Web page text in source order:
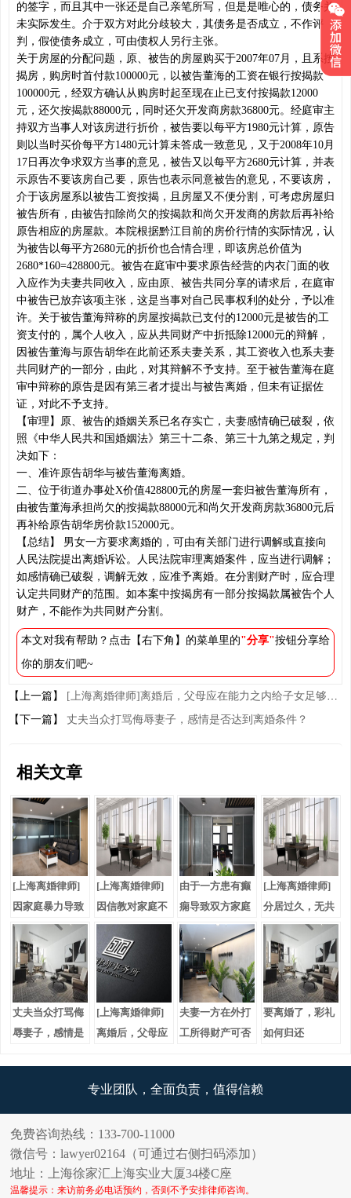
的签字，而且其中一张还是自己亲笔所写，但是是唯心的，债务并
未实际发生。介于双方对此分歧较大，其债务是否成立，不作评
判，假使债务成立，可由债权人另行主张。
关于房屋的分配问题，原、被告的房屋购买于2007年07月，且系按
揭房，购房时首付款100000元，以被告董海的工资在银行按揭款
100000元，经双方确认从购房时起至现在止已支付按揭款12000
元，还欠按揭款88000元，同时还欠开发商房款36800元。经庭审主
持双方当事人对该房进行折价，被告要以每平方1980元计算，原告
则以当时买价每平方1480元计算未答成一致意见，又于2008年10月
17日再次争求双方当事的意见，被告又以每平方2680元计算，并表
示原告不要该房自己要，原告也表示同意被告的意见，不要该房，
介于该房屋系以被告工资按揭，且房屋又不便分割，可考虑房屋归
被告所有，由被告扣除尚欠的按揭款和尚欠开发商的房款后再补给
原告相应的房屋款。本院根据黔江目前的房价行情的实际情况，认
为被告以每平方2680元的折价也合情合理，即该房总价值为
2680*160=428800元。被告在庭审中要求原告经营的内衣门面的收
入应作为夫妻共同收入，应由原、被告共同分享的请求后，在庭审
中被告已放弃该项主张，这是当事对自己民事权利的处分，予以准
许。关于被告董海辩称的房屋按揭款已支付的12000元是被告的工
资支付的，属个人收入，应从共同财产中折抵除12000元的辩解，
因被告董海与原告胡华在此前还系夫妻关系，其工资收入也系夫妻
共同财产的一部分，由此，对其辩解不予支持。至于被告董海在庭
审中辩称的原告是因有第三者才提出与被告离婚，但未有证据佐
证，对此不予支持。
【审理】原、被告的婚姻关系已名存实亡，夫妻感情确已破裂，依
照《中华人民共和国婚姻法》第三十二条、第三十九第之规定，判
决如下：
一、准许原告胡华与被告董海离婚。
二、位于街道办事处X价值428800元的房屋一套归被告董海所有，
由被告董海承担尚欠的按揭款88000元和尚欠开发商房款36800元后
再补给原告胡华房价款152000元。
【总结】 男女一方要求离婚的，可由有关部门进行调解或直接向
人民法院提出离婚诉讼。人民法院审理离婚案件，应当进行调解；
如感情确已破裂，调解无效，应准予离婚。在分割财产时，应合理
认定共同财产的范围。如本案中按揭房有一部分按揭款属被告个人
财产，不能作为共同财产分割。
本文对我有帮助？点击【右下角】的菜单里的"分享"按钮分享给
你的朋友们吧~
【上一篇】
[上海离婚律师]离婚后，父母应在能力之内给子女足够的抚养费
【下一篇】
丈夫当众打骂侮辱妻子，感情是否达到离婚条件？
相关文章
[上海离婚律师]
因家庭暴力导致
离婚
[上海离婚律师]
因信教对家庭不
管不顾导致离婚
由于一方患有癫
痫导致双方家庭
争执，协议离婚
[上海离婚律师]
分居过久，无共
同语言是否可以
离婚？
丈夫当众打骂侮
辱妻子，感情是
[上海离婚律师]
离婚后，父母应
夫妻一方在外打
工所得财产可否
要离婚了，彩礼
如何归还
专业团队，全面负责，值得信赖
免费咨询热线：133-700-11000
微信号：lawyer02164（可通过右侧扫码添加）
地址：上海徐家汇上海实业大厦34楼C座
温馨提示：来访前务必电话预约，否则不予安排律师咨询。